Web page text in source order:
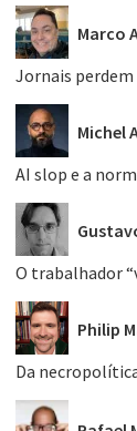
Marco
Jornais perdem
Michel
AI slop e a
O trabalhador
Philip
Da